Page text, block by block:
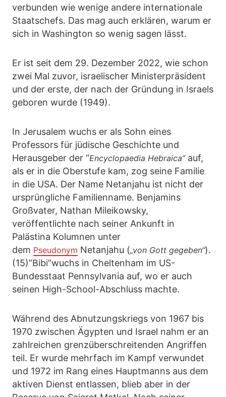
verbunden wie wenige andere internationale
Staatschefs. Das mag auch erklären, warum er
sich in Washington so wenig sagen lässt.
Er ist seit dem 29. Dezember 2022, wie schon
zwei Mal zuvor, israelischer Ministerpräsident
und der erste, der nach der Gründung in Israels
geboren wurde (1949).
In Jerusalem wuchs er als Sohn eines
Professors für jüdische Geschichte und
Herausgeber der “Encyclopaedia Hebraica” auf,
als er in die Oberstufe kam, zog seine Familie
in die USA. Der Name Netanjahu ist nicht der
ursprüngliche Familienname. Benjamins
Großvater, Nathan Mileikowsky,
veröffentlichte nach seiner Ankunft in
Palästina Kolumnen unter
dem Pseudonym Netanjahu („von Gott gegeben“).
(15)”Bibi”wuchs in Cheltenham im US-
Bundesstaat Pennsylvania auf, wo er auch
seinen High-School-Abschluss machte.
Während des Abnutzungskriegs von 1967 bis
1970 zwischen Ägypten und Israel nahm er an
zahlreichen grenzüberschreitenden Angriffen
teil. Er wurde mehrfach im Kampf verwundet
und 1972 im Rang eines Hauptmanns aus dem
aktiven Dienst entlassen, blieb aber in der